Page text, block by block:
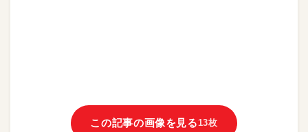
この記事の画像を見る 13枚